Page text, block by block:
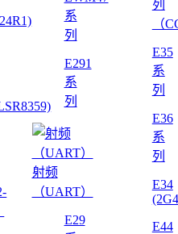
系
列
E291
系
列
射频
（UART）
E29
列
（
E35
系
列
E36
系
列
E34
E44